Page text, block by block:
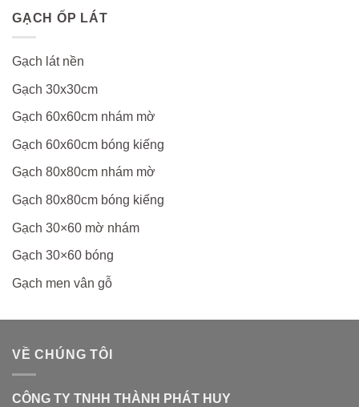
GẠCH ỐP LÁT
Gạch lát nền
Gạch 30x30cm
Gạch 60x60cm nhám mờ
Gạch 60x60cm bóng kiếng
Gạch 80x80cm nhám mờ
Gạch 80x80cm bóng kiếng
Gạch 30×60 mờ nhám
Gạch 30×60 bóng
Gạch men vân gỗ
VỀ CHÚNG TÔI
CÔNG TY TNHH THÀNH PHÁT HUY